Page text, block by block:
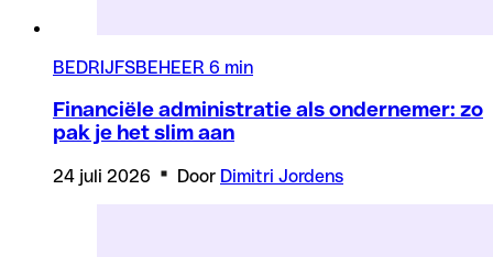
BEDRIJFSBEHEER 6 min
Financiële administratie als ondernemer: zo
pak je het slim aan
24 juli 2026 Door Dimitri Jordens